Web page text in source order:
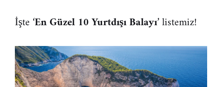
İşte ‘En Güzel 10 Yurtdışı Balayı’ listemiz!